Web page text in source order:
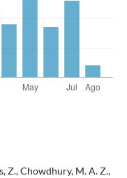
Z., Chowdhury, M. A. Z.,